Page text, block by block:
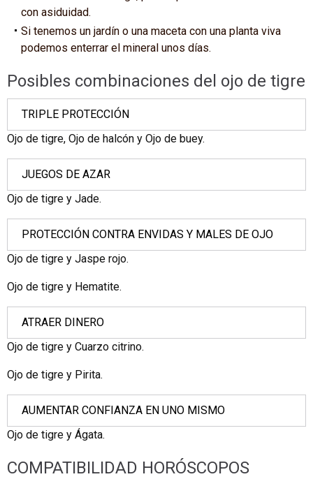
con asiduidad.
Si tenemos un jardín o una maceta con una planta viva
podemos enterrar el mineral unos días.
Posibles combinaciones del ojo de tigre
TRIPLE PROTECCIÓN
Ojo de tigre, Ojo de halcón y Ojo de buey.
JUEGOS DE AZAR
Ojo de tigre y Jade.
PROTECCIÓN CONTRA ENVIDAS Y MALES DE OJO
Ojo de tigre y Jaspe rojo.
Ojo de tigre y Hematite.
ATRAER DINERO
Ojo de tigre y Cuarzo citrino.
Ojo de tigre y Pirita.
AUMENTAR CONFIANZA EN UNO MISMO
Ojo de tigre y Ágata.
COMPATIBILIDAD HORÓSCOPOS